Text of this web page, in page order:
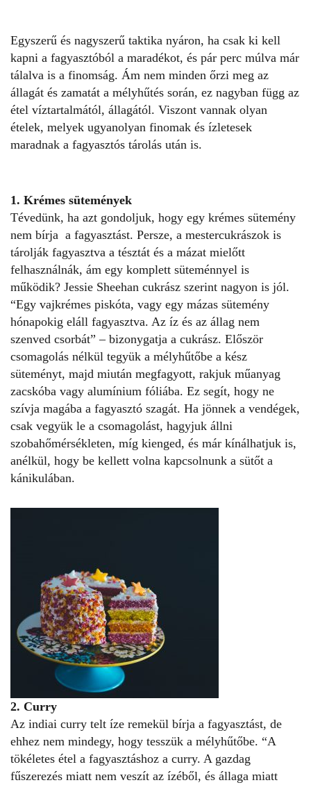
Egyszerű és nagyszerű taktika nyáron, ha csak ki kell
kapni a fagyasztóból a maradékot, és pár perc múlva már
tálalva is a finomság. Ám nem minden őrzi meg az
állagát és zamatát a mélyhűtés során, ez nagyban függ az
étel víztartalmától, állagától. Viszont vannak olyan
ételek, melyek ugyanolyan finomak és ízletesek
maradnak a fagyasztós tárolás után is.
1. Krémes sütemények
Tévedünk, ha azt gondoljuk, hogy egy krémes sütemény
nem bírja a fagyasztást. Persze, a mestercukrászok is
tárolják fagyasztva a tésztát és a mázat mielőtt
felhasználnák, ám egy komplett süteménnyel is
működik? Jessie Sheehan cukrász szerint nagyon is jól.
“Egy vajkrémes piskóta, vagy egy mázas sütemény
hónapokig eláll fagyasztva. Az íz és az állag nem
szenved csorbát” – bizonygatja a cukrász. Először
csomagolás nélkül tegyük a mélyhűtőbe a kész
süteményt, majd miután megfagyott, rakjuk műanyag
zacskóba vagy alumínium fóliába. Ez segít, hogy ne
szívja magába a fagyasztó szagát. Ha jönnek a vendégek,
csak vegyük le a csomagolást, hagyjuk állni
szobahőmérsékleten, míg kienged, és már kínálhatjuk is,
anélkül, hogy be kellett volna kapcsolnunk a sütőt a
kánikulában.
2. Curry
Az indiai curry telt íze remekül bírja a fagyasztást, de
ehhez nem mindegy, hogy tesszük a mélyhűtőbe. “A
tökéletes étel a fagyasztáshoz a curry. A gazdag
fűszerezés miatt nem veszít az ízéből, és állaga miatt